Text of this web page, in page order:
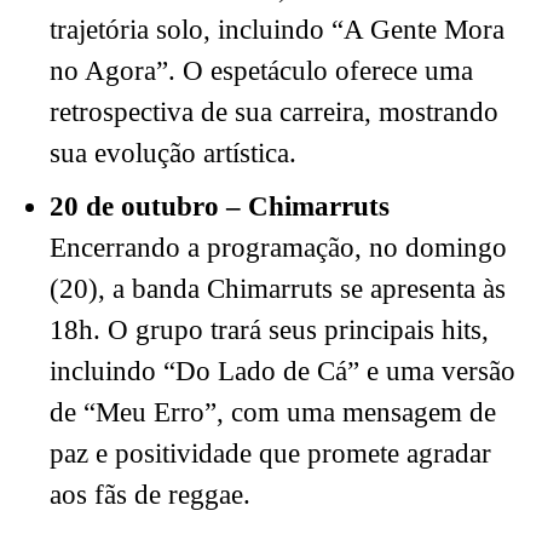
trajetória solo, incluindo “A Gente Mora
no Agora”. O espetáculo oferece uma
retrospectiva de sua carreira, mostrando
sua evolução artística.
20 de outubro – Chimarruts
Encerrando a programação, no domingo
(20), a banda Chimarruts se apresenta às
18h. O grupo trará seus principais hits,
incluindo “Do Lado de Cá” e uma versão
de “Meu Erro”, com uma mensagem de
paz e positividade que promete agradar
aos fãs de reggae.